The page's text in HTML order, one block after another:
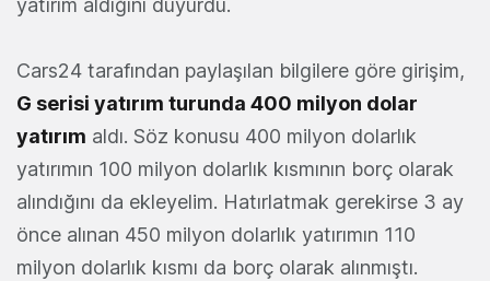
yatırım aldığını duyurdu.
Cars24 tarafından paylaşılan bilgilere göre girişim,
G serisi yatırım turunda 400 milyon dolar
yatırım aldı. Söz konusu 400 milyon dolarlık
yatırımın 100 milyon dolarlık kısmının borç olarak
alındığını da ekleyelim. Hatırlatmak gerekirse 3 ay
önce alınan 450 milyon dolarlık yatırımın 110
milyon dolarlık kısmı da borç olarak alınmıştı.